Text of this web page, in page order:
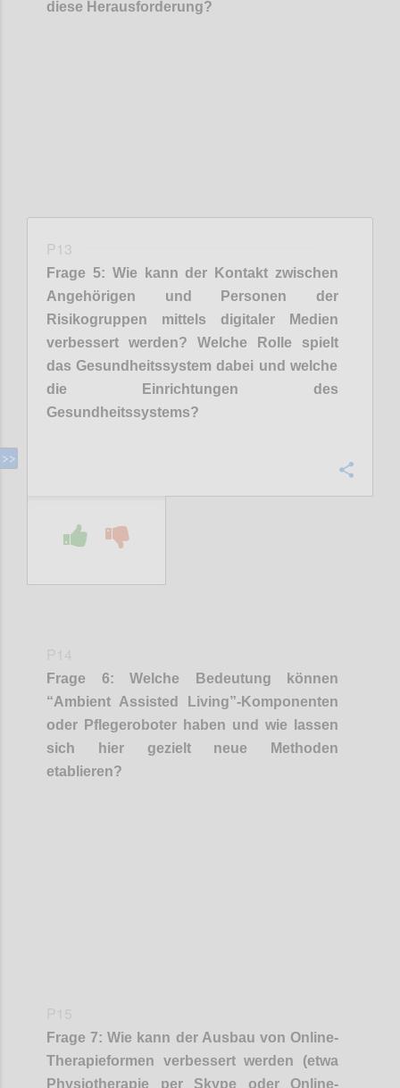
diese Herausforderung?
P13
Frage 5: Wie kann der Kontakt zwischen
Angehörigen und Personen der
Risikogruppen mittels digitaler Medien
verbessert werden? Welche Rolle spiel t
das Gesundheitssystem dabei und welche
die Einrichtungen des
Gesundheitssystems?
Frage 6: Welche Bedeutung können
“Ambient Assisted
Living”-Komponenten
oder Pflegeroboter haben und wie lassen
sich hier gezielt neue Methoden
etablieren?
Frage 7:Wie kann der Ausbau von Online-
Therapieformen verbessert werden (etwa
Physiotherapie per Skype oder Online-